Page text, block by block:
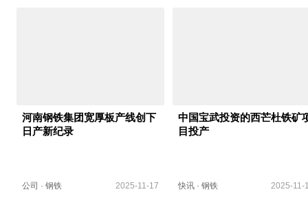
河南钢铁集团宽厚板产线创下
日产新纪录
公司 · 钢铁 2025-11-17
中国宝武投资的西芒杜铁矿
目投产
快讯· 钢铁 2025-11-